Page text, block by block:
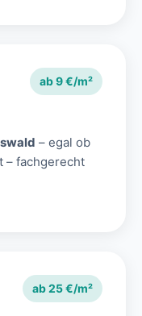
ab 9 €/m²
– egal ob
– fachgerecht
ab 25 €/m²